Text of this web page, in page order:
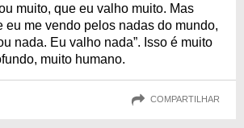
muito, que eu valho muito. Mas
eu me vendo pelos nadas do mundo,
nada. Eu valho nada”. Isso é muito
muito humano.
COMPARTILHAR